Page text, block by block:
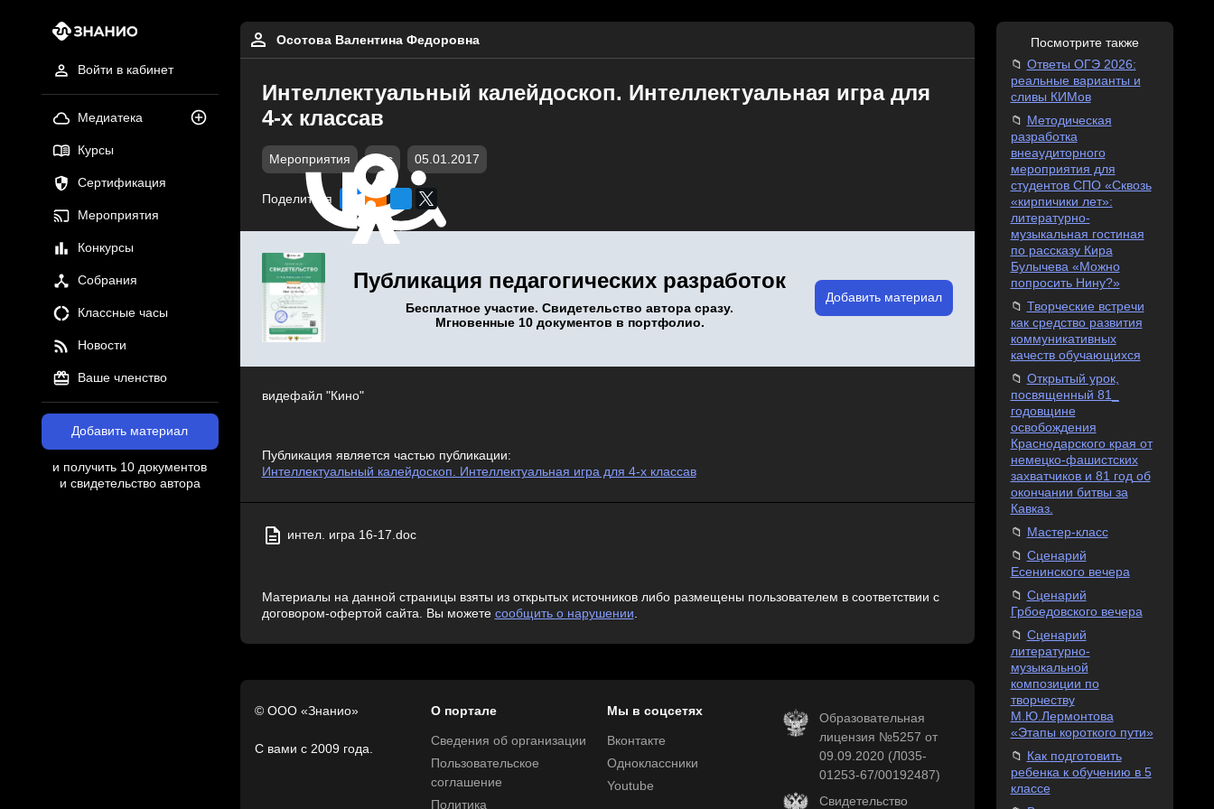
Войти в кабинет
Медиатека
Курсы
Сертификация
Мероприятия
Конкурсы
Собрания
Классные часы
Новости
Ваше членство
Добавить материал
и получить 10 документов
и свидетельство автора
Осотова Валентина Федоровна
Интеллектуальный калейдоскоп. Интеллектуальная игра для
4-х классав
Мероприятия doc 05.01.2017
Поделиться
Публикация педагогических разработок
Бесплатное участие. Свидетельство автора сразу.
Мгновенные 10 документов в портфолио.
Добавить материал
видефайл "Кино"
Публикация является частью публикации:
Интеллектуальный калейдоскоп. Интеллектуальная игра для 4-х классав
интел. игра 16-17.doc
Материалы на данной страницы взяты из открытых источников либо размещены пользователем в соответствии с
договором-офертой сайта. Вы можете сообщить о нарушении.
© ООО «Знанио»
С вами с 2009 года.
О портале
Сведения об организации
Пользовательское
соглашение
Политика
Мы в соцсетях
Вконтакте
Одноклассники
Youtube
Образовательная
лицензия №5257 от
09.09.2020 (Л035-
01253-67/00192487)
Свидетельство
Посмотрите также
Ответы ОГЭ 2026:
реальные варианты и
сливы КИМов
Методическая
разработка
внеаудиторного
мероприятия для
студентов СПО «Сквозь
«кирпичики лет»:
литературно-
музыкальная гостиная
по рассказу Кира
Булычева «Можно
попросить Нину?»
Творческие встречи
как средство развития
коммуникативных
качеств обучающихся
Открытый урок,
посвященный 81_
годовщине
освобождения
Краснодарского края от
немецко-фашистских
захватчиков и 81 год об
окончании битвы за
Кавказ.
Мастер-класс
Сценарий
Есенинского вечера
Сценарий
Грбоедовского вечера
Сценарий
литературно-
музыкальной
композиции по
творчеству
М.Ю.Лермонтова
«Этапы короткого пути»
Как подготовить
ребенка к обучению в 5
классе